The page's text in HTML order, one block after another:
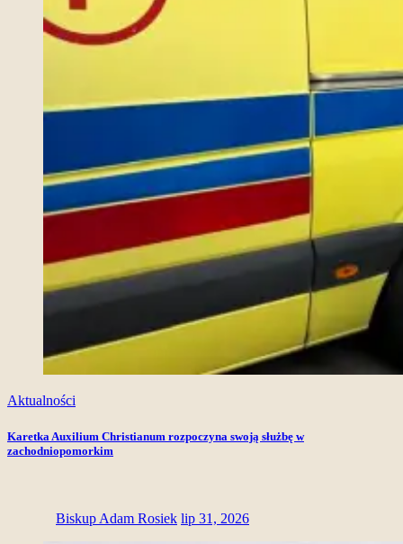
Aktualności
Karetka Auxilium Christianum rozpoczyna swoją służbę w
zachodniopomorkim
Biskup Adam Rosiek lip 31, 2026